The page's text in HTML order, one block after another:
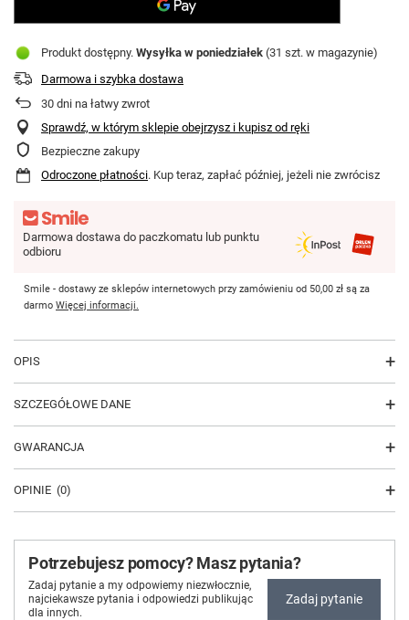
Produkt dostępny Wysyłka w poniedziałek (31 szt. w magazynie)
Darmowa i szybka dostawa
30 dni na łatwy zwrot
Sprawdź, w którym sklepie obejrzysz i kupisz od ręki
Bezpieczne zakupy
Odroczone płatności. Kup teraz, zapłać później, jeżeli nie zwrócisz
Darmowa dostawa do paczkomatu lub punktu
odbioru
Smile - dostawy ze sklepów internetowych przy zamówieniu od 50,00 zł są za
darmo Więcej informacji.
OPIS
SZCZEGÓŁOWE DANE
GWARANCJA
OPINIE (0)
Potrzebujesz pomocy? Masz pytania?
Zadaj pytanie a my odpowiemy niezwłocznie,
najciekawsze pytania i odpowiedzi publikując
dla innych.
Zadaj pytanie